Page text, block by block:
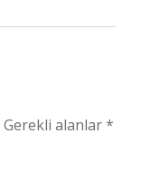
Gerekli alanlar*